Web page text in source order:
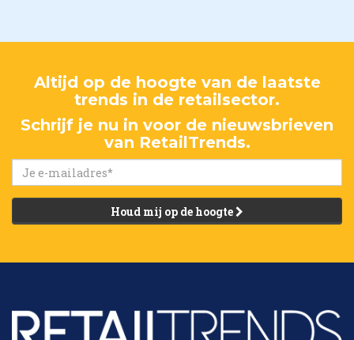
Altijd op de hoogte van de laatste
trends in de retailsector.
Schrijf je nu in voor de nieuwsbrieven
van RetailTrends.
Houd mij op de hoogte